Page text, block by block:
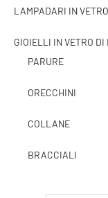
LAMPADARI IN
GIOIELLI IN VETRO DI
PARURE
ORECCHINI
COLLANE
BRACCIALI